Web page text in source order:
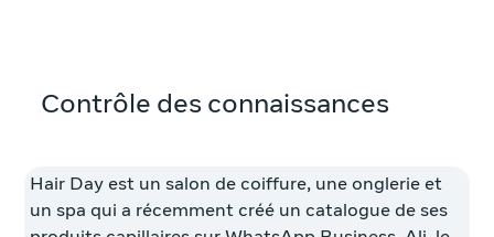
Contrôle des connaissances
Hair Day est un salon de coiffure, une onglerie et
un spa qui a récemment créé un catalogue de ses